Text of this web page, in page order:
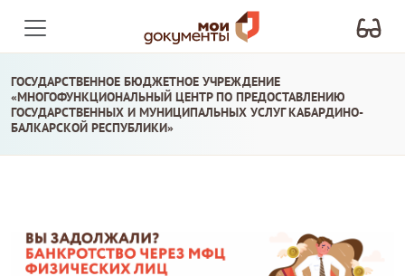
ГОСУДАРСТВЕННОЕ БЮДЖЕТНОЕ УЧРЕЖДЕНИЕ
«МНОГОФУНКЦИОНАЛЬНЫЙ ЦЕНТР ПО ПРЕДОСТАВЛЕНИЮ
ГОСУДАРСТВЕННЫХ И МУНИЦИПАЛЬНЫХ УСЛУГ КАБАРДИНО-
БАЛКАРСКОЙ РЕСПУБЛИКИ»